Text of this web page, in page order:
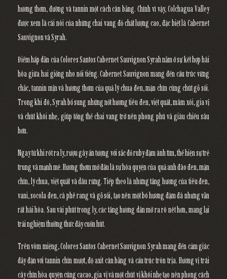
hương thơm, đường và tannin một cách cân bằng. Chính vì vậy, Colchagua Valley
được xem là cái nôi của những chai vang đỏ chất lượng cao, đặc biệt là Cabernet
Sauvignon và Syrah.
Điểm hấp dẫn củaColores Santos Cabernet Sauvignon Syrahnằm ở sự kết hợp hài
hòa giữa hai giống nho nổi tiếng.Cabernet Sauvignon mang đến cấu trúc vững
chắc, tannin mịn và hương thơm của quả lý chua đen, mận chín cùng chút gỗ sồi.
Trong khi đó,Syrahbổ sung những nốt hương tiêu đen, việt quất, mâm xôi, gia vị
và chút khói nhẹ, giúp tổng thể chai vang trở nên phong phú và giàu chiều sâu
hơn.
Ngay từ khi rót ra ly, rượu gây ấn tượng với sắcđỏ ruby đậm ánh tím, thể hiện sự trẻ
trung và mạnh mẽ. Hương thơm mở đầu là sự hòa quyện của quả anh đào đen, mận
chín, lý chua, việt quất và dâu rừng. Tiếp theo là những tầng hương của tiêu đen,
vani, socola đen, cà phê rang và gỗ sồi, tạo nên một bó hương đậm đà nhưng vẫn
rất hài hòa. Sau vài phút trong ly, các tầng hương dần mở ra rõ nét hơn, mang lại
trải nghiệm thưởng thức đầy cuốn hút.
Trên vòm miệng,Colores Santos Cabernet Sauvignon Syrahmang đến cảm giác
đầy đặn với tannin chín mượt, độ axit cân bằng và cấu trúc tròn trịa. Hương vị trái
cây chín hòa quyện cùng cacao, gia vị và một chút vị khói nhẹ tạo nên phong cách